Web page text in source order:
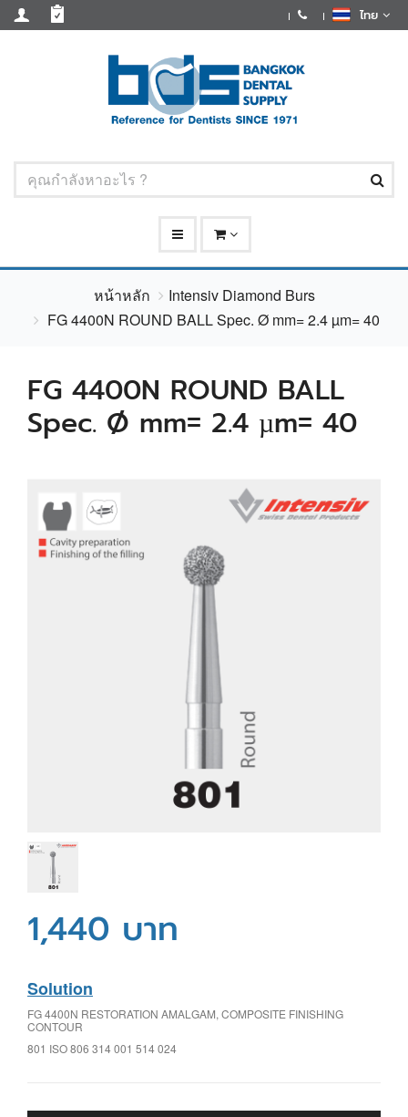
ไทย
หน้าหลัก
Intensiv Diamond Burs
FG 4400N ROUND BALL Spec. Ø mm= 2.4 µm= 40
FG 4400N ROUND BALL
Spec. Ø mm= 2.4 µm= 40
1,440 บาท
Solution
FG 4400N RESTORATION AMALGAM, COMPOSITE FINISHING
CONTOUR
801 ISO 806 314 001 514 024